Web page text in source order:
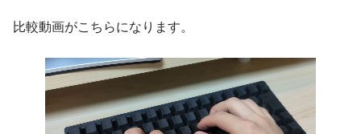
比較動画がこちらになります。